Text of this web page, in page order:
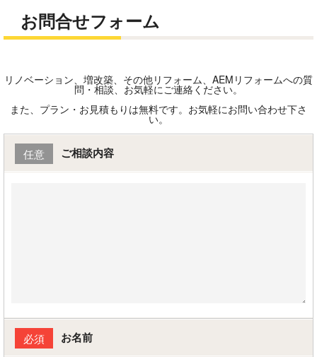
お問合せフォーム
リノベーション、増改築、その他リフォーム、AEMリフォームへの質
問・相談、お気軽にご連絡ください。
また、プラン・お見積もりは無料です。お気軽にお問い合わせ下さ
い。
任意 ご相談内容
必須 お名前